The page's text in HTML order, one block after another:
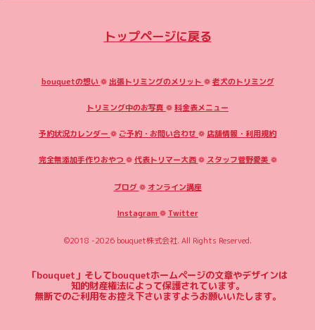
トップページに戻る
bouquetの想い ❁ 出張トリミングのメリット ❁老犬のトリミング
トリミング中のお写真 ❁料金表メニュー
予約状況カレンダー ❁ ご予約・お問い合わせ ❁ 店舗情報・利用規約
完全無添加手作りおやつ ❁代表トリマー大西❁ スタッフ菅野愛美 ❁
ブログ❁ オンライン講座
Instagram ❁Twitter
©2018 -2026 bouquet株式会社. All Rights Reserved.
「bouquet」そしてbouquetホームページの文章やデザインは
知的財産権法によって保護されています。
無断でのご利用をお控え下さいますようお願いいたします。